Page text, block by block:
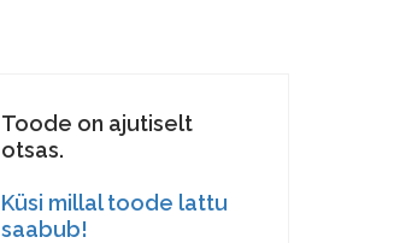
Toode on ajutiselt
otsas.
Küsi millal toode lattu
saabub!